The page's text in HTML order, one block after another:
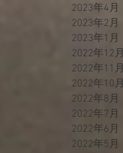
2023年4月
2023年2月
2023年1月
2022年12月
2022年11月
2022年10月
2022年8月
2022年7月
2022年6月
2022年5月